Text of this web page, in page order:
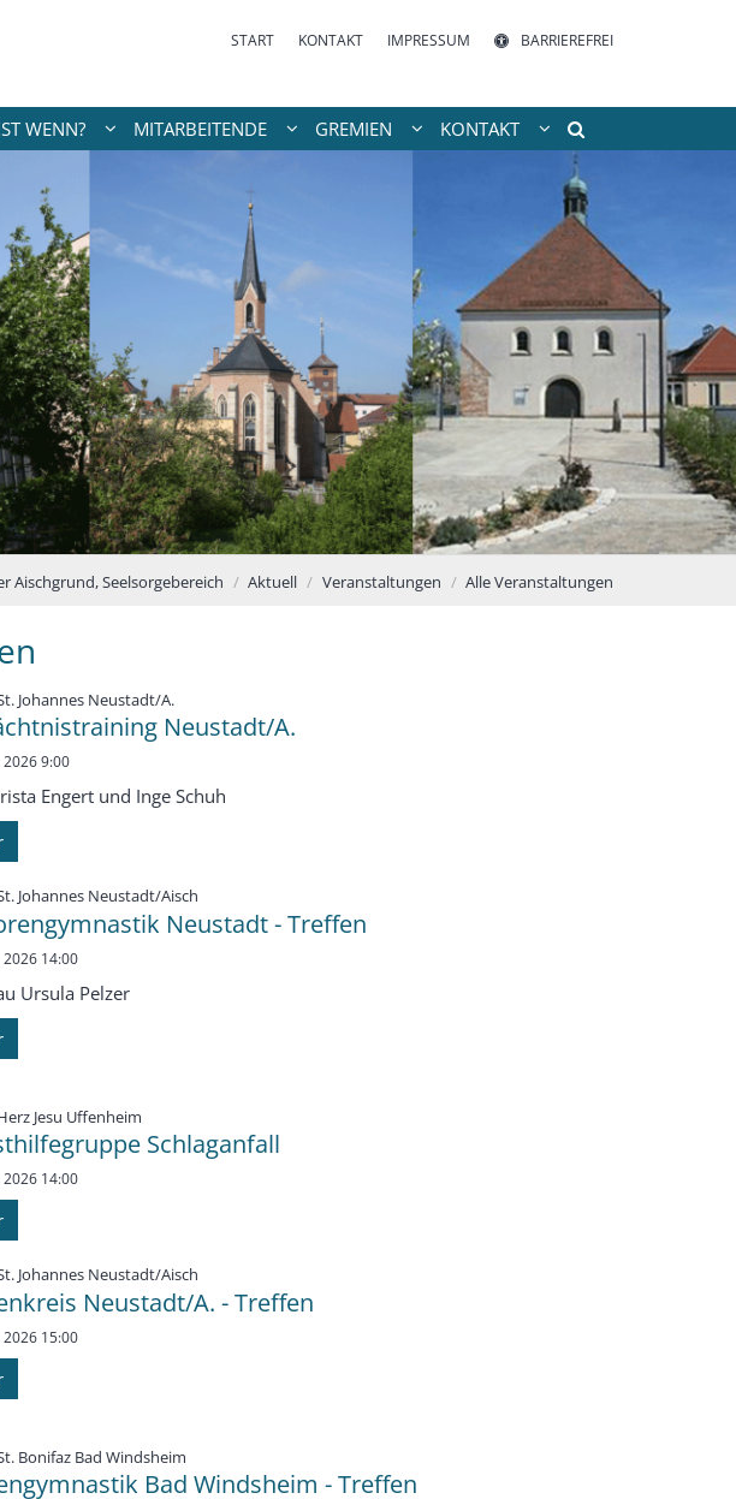
START KONTAKT IMPRESSUM BARRIEREFREI
WENN? MITARBEITENDE GREMIEN KONTAKT
Aischgrund, Seelsorgebereich Aktuell Veranstaltungen Alle Veranstaltungen
Johannes Neustadt/A.:
Neustadt/A.
2026 9:00
Engert und Inge Schuh
Johannes Neustadt/Aisch
Neustadt - Treffen
2026 14:00
Ursula Pelzer
Jesu Uffenheim
Schlaganfall
2026 14:00
Johannes Neustadt/Aisch
Neustadt/A. - Treffen
2026 15:00
Bonifaz Bad Windsheim
Bad Windsheim - Treffen